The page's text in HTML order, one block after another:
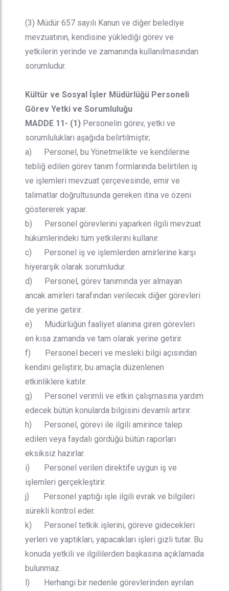
(3) Müdür 657 sayılı Kanun ve diğer belediye
mevzuatının, kendisine yüklediği görev ve
yetkilerin yerinde ve zamanında kullanılmasından
sorumludur.
Kültür ve Sosyal İşler Müdürlüğü Personeli
Görev Yetki ve Sorumluluğu
MADDE 11- (1) Personelin görev, yetki ve
sorumlulukları aşağıda belirtilmiştir;
a) Personel, bu Yönetmelikte ve kendilerine
tebliğ edilen görev tanım formlarında belirtilen iş
ve işlemleri mevzuat çerçevesinde, emir ve
talimatlar doğrultusunda gereken itina ve özeni
göstererek yapar.
b) Personel görevlerini yaparken ilgili mevzuat
hükümlerindeki tüm yetkilerini kullanır.
c) Personel iş ve işlemlerden amirlerine karşı
hiyerarşik olarak sorumludur.
d) Personel, görev tanımında yer almayan
ancak amirleri tarafından verilecek diğer görevleri
de yerine getirir.
e) Müdürlüğün faaliyet alanına giren görevleri
en kısa zamanda ve tam olarak yerine getirir.
f) Personel beceri ve mesleki bilgi açısından
kendini geliştirir, bu amaçla düzenlenen
etkinliklere katılır.
g) Personel verimli ve etkin çalışmasına yardım
edecek bütün konularda bilgisini devamlı artırır.
h) Personel, görevi ile ilgili amirince talep
edilen veya faydalı gördüğü bütün raporları
eksiksiz hazırlar.
i) Personel verilen direktife uygun iş ve
işlemleri gerçekleştirir.
j) Personel yaptığı işle ilgili evrak ve bilgileri
sürekli kontrol eder.
k) Personel tetkik işlerini, göreve gidecekleri
yerleri ve yaptıkları, yapacakları işleri gizli tutar. Bu
konuda yetkili ve ilgililerden başkasına açıklamada
bulunmaz.
l) Herhangi bir nedenle görevlerinden ayrılan